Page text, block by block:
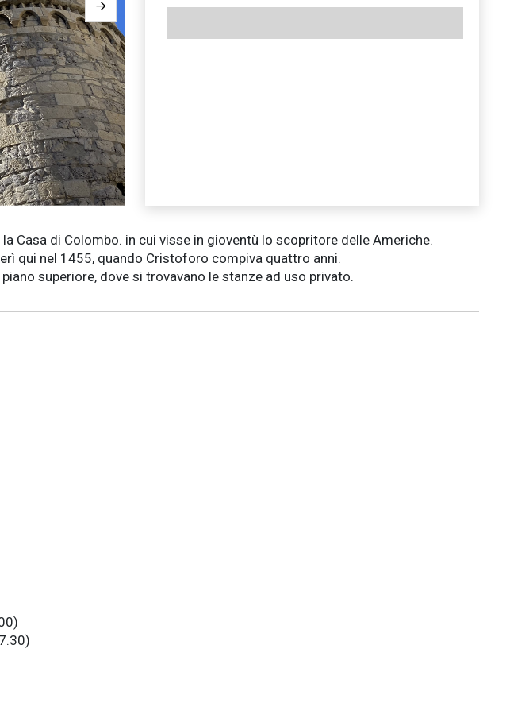
Casa di Colombo. in cui visse in gioventù lo scopritore delle Americhe.
qui nel 1455, quando Cristoforo compiva quattro anni.
superiore, dove si trovavano le stanze ad uso privato.